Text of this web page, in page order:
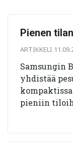
Pienen
ARTIKKELI
Samsungin
yhdistää
pieniin